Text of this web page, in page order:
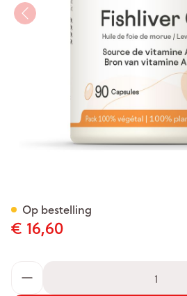
€ 16,60
Op bestelling